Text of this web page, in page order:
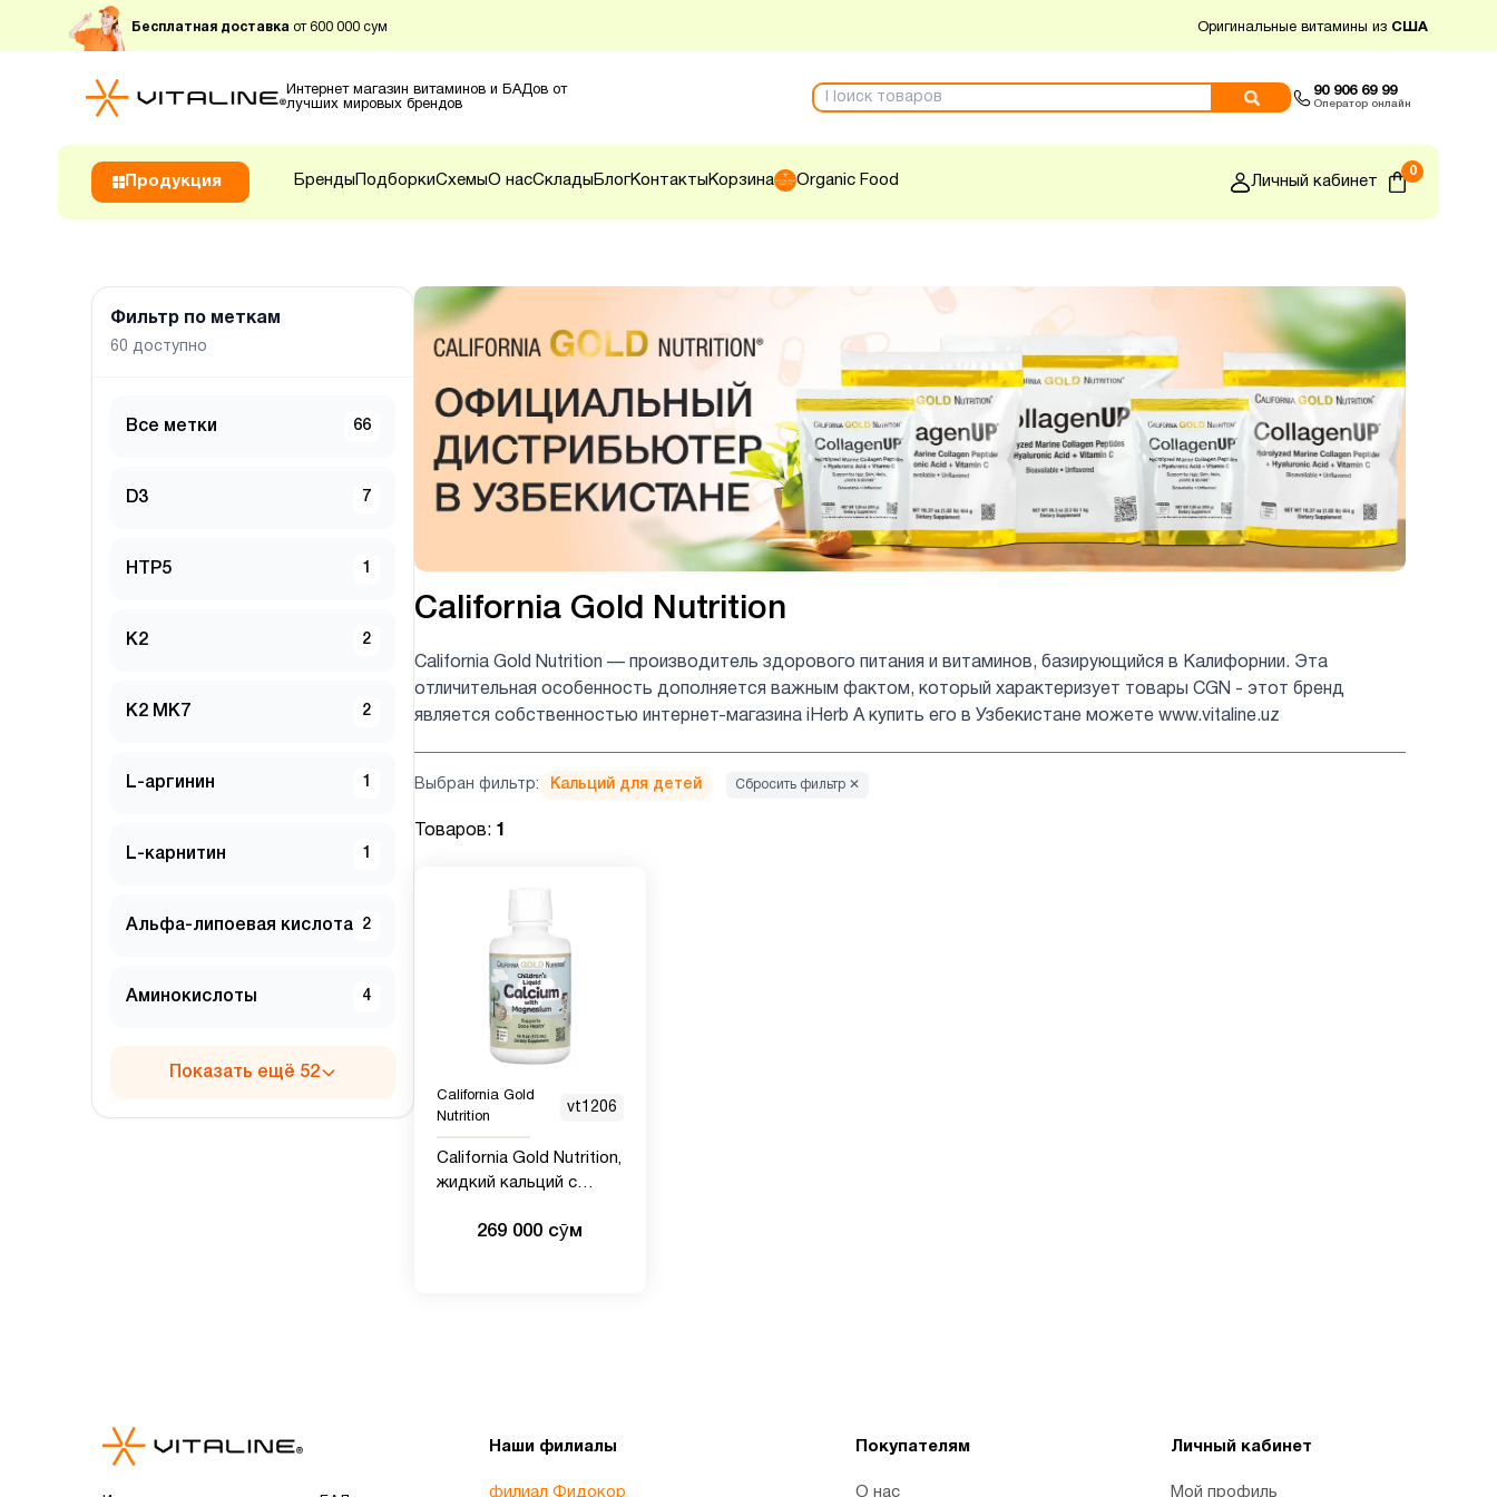
Бесплатная доставка от 600 000 сум Оригинальные витамины из США
Интернет магазин витаминов и БАДов от
лучших мировых брендов
90 906 69 99
Оператор онлайн
Продукция Бренды ПодборкиСхемыО насСклады БлогКонтакты Корзина Organic Food Личный кабинет
0
Фильтр по меткам
60 доступно
Все метки 66
D3 7
HTP5 1
K2 2
K2 MK7 2
L-аргинин 1
L-карнитин 1
Альфа-липоевая кислота 2
Аминокислоты 4
Показать ещё 52
California Gold Nutrition
California Gold Nutrition — производитель здорового питания и витаминов, базирующийся в Калифорнии. Эта
отличительная особенность дополняется важным фактом, который характеризует товары CGN - этот бренд
является собственностью интернет-магазина iHerb А купить его в Узбекистане можете www.vitaline.uz
Выбран фильтр: Кальций для детей Сбросить фильтр ✕
Товаров: 1
California Gold
Nutrition
vt1206
California Gold Nutrition,
жидкий кальций с
апельсин, 473 мл
269 000 сӯм
Наши филиалы
филиал Фидокор
Покупателям
О нас
Личный кабинет
Мой профиль